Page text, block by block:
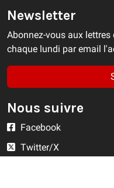
Newsletter
Abonnez-vous aux
chaque lundi par email
Nous suivre
Facebook
Twitter/X